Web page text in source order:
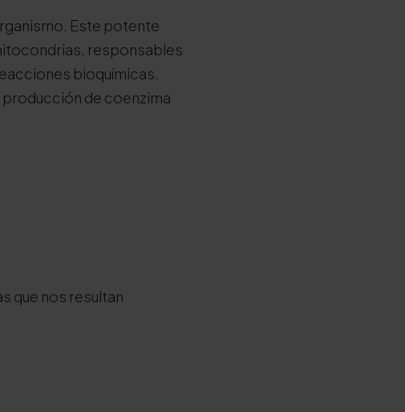
Este potente
responsables
bioquímicas.
de coenzima
que nos resultan